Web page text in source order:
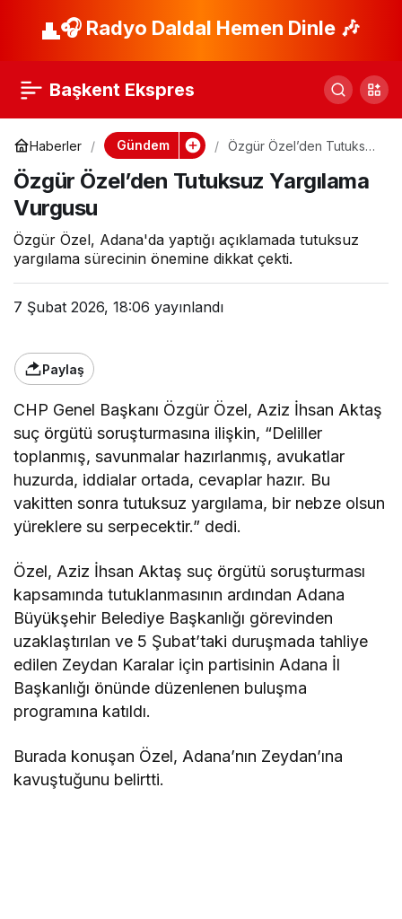
🎧 Radyo Daldal Hemen Dinle 🎶
Başkent Ekspres
Haberler Gündem
Özgür Özel’den Tutuksuz
Özgür Özel’den Tutuksuz Yargılama
Vurgusu
Özgür Özel, Adana'da yaptığı açıklamada tutuksuz
yargılama sürecinin önemine dikkat çekti.
7 Şubat 2026, 18:06 yayınlandı
Paylaş
CHP Genel Başkanı Özgür Özel, Aziz İhsan Aktaş
suç örgütü soruşturmasına ilişkin, “Deliller
toplanmış, savunmalar hazırlanmış, avukatlar
huzurda, iddialar ortada, cevaplar hazır. Bu
vakitten sonra tutuksuz yargılama, bir nebze olsun
yüreklere su serpecektir.” dedi.
Özel, Aziz İhsan Aktaş suç örgütü soruşturması
kapsamında tutuklanmasının ardından Adana
Büyükşehir Belediye Başkanlığı görevinden
uzaklaştırılan ve 5 Şubat’taki duruşmada tahliye
edilen Zeydan Karalar için partisinin Adana İl
Başkanlığı önünde düzenlenen buluşma
programına katıldı.
Burada konuşan Özel, Adana’nın Zeydan’ına
kavuştuğunu belirtti.
Nevşehir
Altyapıya Tarihi
Yatırım
Paylaş